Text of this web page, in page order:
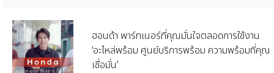
ฮอนด้า พาร์ทเนอร์ที่คุณมั่นใจตลอดการใช้งาน
‘อะไหล่พร้อม ศูนย์บริการพร้อม ความพร้อมที่คุณ
เชื่อมั่น’